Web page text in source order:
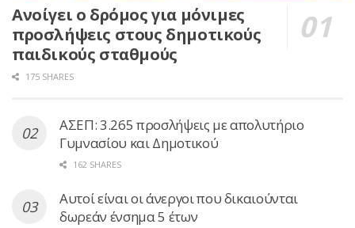
Ανοίγει ο δρόμος για μόνιμες
προσλήψεις στους δημοτικούς
παιδικούς σταθμούς
175 SHARES
ΑΣΕΠ: 3.265 προσλήψεις με απολυτήριο
Γυμνασίου και Δημοτικού
162 SHARES
Αυτοί είναι οι άνεργοι που δικαιούνται
δωρεάν ένσημα 5 έτων